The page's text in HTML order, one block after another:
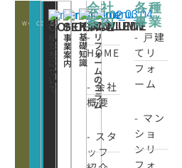
WORKSCONATCT
CLOSE
CONCEPT
私
た
ち
に
つ
い
て
SERVICE
事
業
案
内
KNOWLEDE
基
礎
知
識
COLUMN
リ
フ
ォ
ー
ム
の
コ
ラ
ム
会社
案内
-
HOME
- 会社
概要
- スタ
ッフ
各種
事業
- 戸建
てリ
フォ
ーム
- マン
ショ
ンリ
フォ